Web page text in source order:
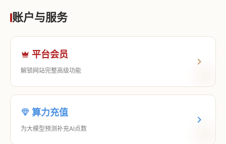
账户与服务
平台会员
解锁网站完整高级功能
算力充值
为大模型预测补充AI点数